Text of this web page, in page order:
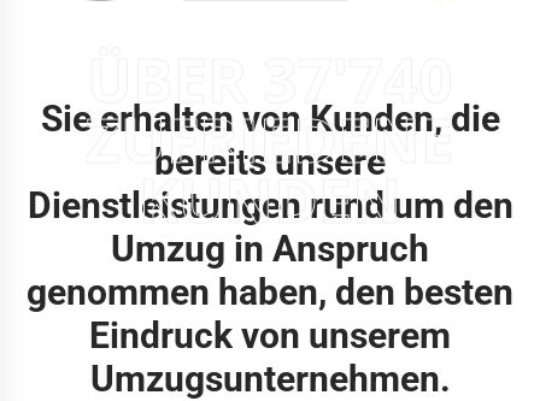
ZUFRIEDENE
KUNDEN
Sie erhalten von Kunden, die
bereits unsere
Dienstleistungen rund um den
Umzug in Anspruch
genommen haben, den besten
Eindruck von unserem
Umzugsunternehmen.